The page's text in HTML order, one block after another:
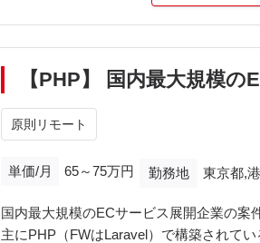
・インフラ: AWS、Terraform、Docker
・アーキテクチャ: クリーンアーキテクチ
・開発ツール: Devin、Claude code、
・コミュニケーションツール: Slack、
【備考】
・PC貸与なし。ご自身でご用意いただき
【PHP】 国内最大規模
原則リモート
単価/月 65～75万円 勤務地 東京都,
国内最大規模のECサービス展開企業の案
主にPHP（FWはLaravel）で構築されて